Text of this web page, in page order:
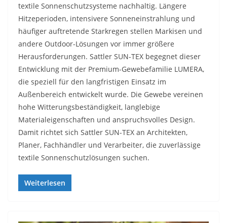
textile Sonnenschutzsysteme nachhaltig. Längere
Hitzeperioden, intensivere Sonneneinstrahlung und
häufiger auftretende Starkregen stellen Markisen und
andere Outdoor-Lösungen vor immer größere
Herausforderungen. Sattler SUN-TEX begegnet dieser
Entwicklung mit der Premium-Gewebefamilie LUMERA,
die speziell für den langfristigen Einsatz im
Außenbereich entwickelt wurde. Die Gewebe vereinen
hohe Witterungsbeständigkeit, langlebige
Materialeigenschaften und anspruchsvolles Design.
Damit richtet sich Sattler SUN-TEX an Architekten,
Planer, Fachhändler und Verarbeiter, die zuverlässige
textile Sonnenschutzlösungen suchen.
Weiterlesen